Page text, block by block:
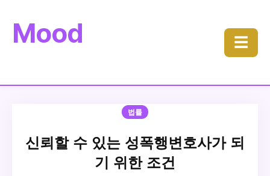
Mood ☰
법률
신뢰할 수 있는 성폭행변호사가 되
기 위한 조건